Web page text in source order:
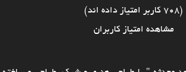
(708 کاربر امتیاز داده اند)
مشاهده امتیاز کاربران